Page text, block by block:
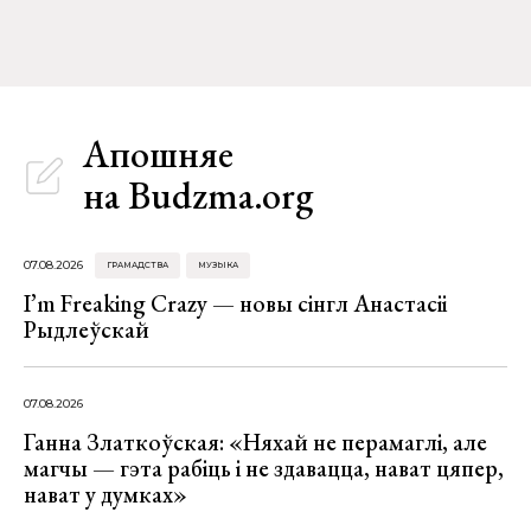
Апошняе
на Budzma.org
07.08.2026 ГРАМАДСТВА МУЗЫКА
I’m Freaking Crazy — новы сінгл Анастасіі
Рыдлеўскай
07.08.2026
Ганна Златкоўская: «Няхай не перамаглі, але
магчы — гэта рабіць і не здавацца, нават цяпер,
нават у думках»